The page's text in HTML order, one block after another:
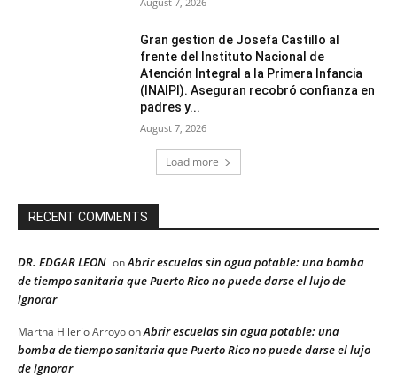
Gran gestion de Josefa Castillo al
frente del Instituto Nacional de
Atención Integral a la Primera Infancia
(INAIPI). Aseguran recobró confianza en
padres y...
August 7, 2026
Load more
RECENT COMMENTS
DR. EDGAR LEON onAbrir escuelas sin agua potable: una bomba
de tiempo sanitaria que Puerto Rico no puede darse el lujo de
ignorar
Martha Hilerio ArroyoonAbrir escuelas sin agua potable: una
bomba de tiempo sanitaria que Puerto Rico no puede darse el lujo
de ignorar